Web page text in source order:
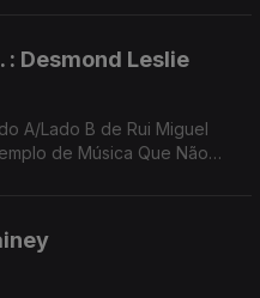
: Desmond Leslie
A/Lado B de Rui Miguel
de Música Que Não